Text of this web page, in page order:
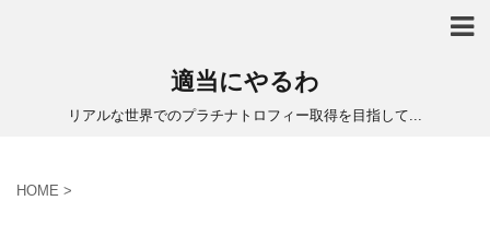
適当にやるわ
リアルな世界でのプラチナトロフィー取得を目指して...
HOME >